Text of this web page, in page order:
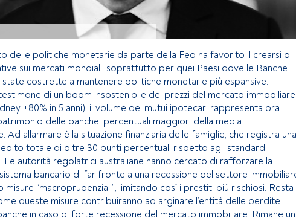
delle politiche monetarie da parte della Fed ha favorito il crearsi di
sui mercati mondiali, soprattutto per quei Paesi dove le Banche
state costrette a mantenere politiche monetarie più espansive.
testimone di un boom insostenibile dei prezzi del mercato immobiliare
+80% in 5 anni), il volume dei mutui ipotecari rappresenta ora il
delle banche, percentuali maggiori della media
Ad allarmare è la situazione finanziaria delle famiglie, che registra una
totale di oltre 30 punti percentuali rispetto agli standard
Le autorità regolatrici australiane hanno cercato di rafforzare la
bancario di far fronte a una recessione del settore
“macroprudenziali”, limitando così i prestiti più rischiosi. Resta
queste misure contribuiranno ad arginare l’entità delle perdite
in caso di forte recessione del mercato immobiliare. Rimane un